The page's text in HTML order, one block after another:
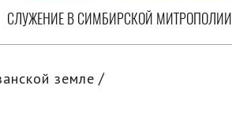
СЛУЖЕНИЕ В СИМБИРСКОЙ МИТРОПОЛИИ
земле